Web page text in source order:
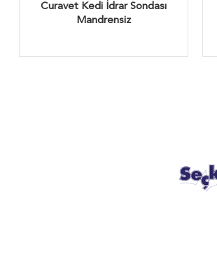
Curavet Kedi İdrar Sondası
Mandrensiz